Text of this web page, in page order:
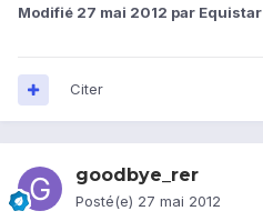
Modifié 27 mai 2012 par Equistar
Citer
goodbye_rer
Posté(e) 27 mai 2012